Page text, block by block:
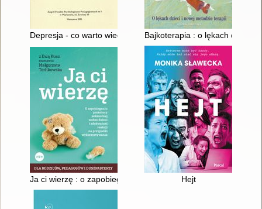
Depresja - co warto wiedzieć : poradnik dla rodziców i
Bajkoterapia : o lękach dzieci i
Ja ci wierzę : o zapobieganiu przemocy seksualnej wobec
Hejt